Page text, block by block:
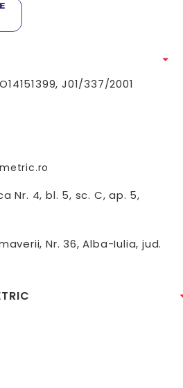
J01/337/2001
Nr. 4, bl. 5, sc. C, ap. 5,
Nr. 36, Alba-Iulia, jud.